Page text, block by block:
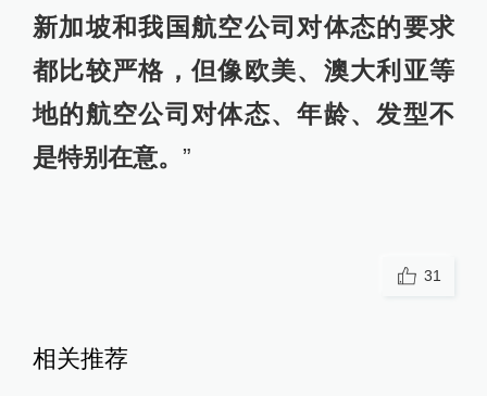
新加坡和我国航空公司对体态的要求
都比较严格，但像欧美、澳大利亚等
地的航空公司对体态、年龄、发型不
是特别在意。 ”
31
相关推荐